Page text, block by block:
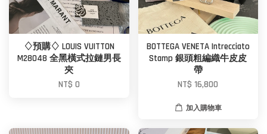
♢預購♢ LOUIS VUITTON
M28048 全黑橫式拉鏈男長
夾
NT$ 0
BOTTEGA VENETA Intrecciato
Stamp 銀頭粗編織牛皮皮
帶
NT$ 16,800
加入購物車